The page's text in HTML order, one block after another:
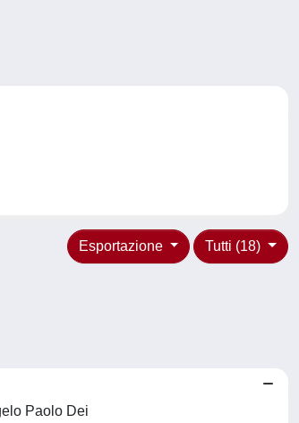
Tutti (18)
Esportazione
Paolo Dei